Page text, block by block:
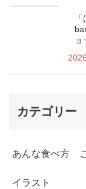
カテゴリー
あんな食べ方
イラスト